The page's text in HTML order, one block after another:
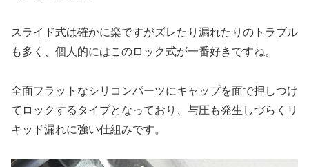
スライド式は確かに楽ですがズレたり漏れたりのトラブル
も多く、個人的にはこのロック式が一番好きですね。
全面フラットなシリコンパーツにキャップを面で押しつけ
てロックするタイプとなっており、与圧も発生しづらくリ
キッド漏れに強い仕組みです。